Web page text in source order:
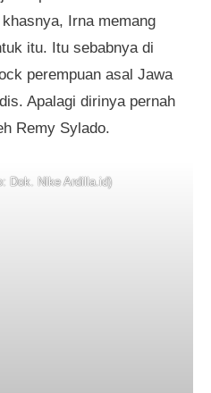
Irna memang
itu. Itu sebabnya di
perempuan asal Jawa
Apalagi dirinya pernah
Remy Sylado.
Dok. Nike Ardilla.id)